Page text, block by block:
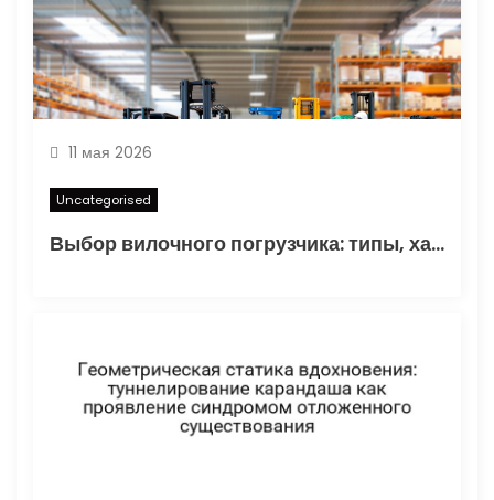
я
м
11 мая 2026
Uncategorised
Выбор вилочного погрузчика: типы, характеристики и области применения